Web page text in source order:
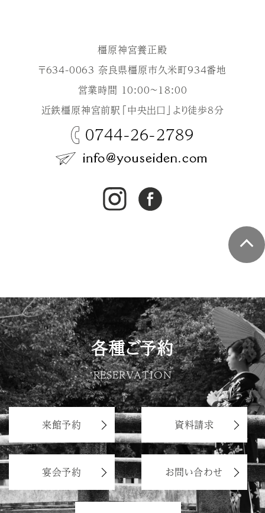
橿原神宮養正殿
〒634-0063 奈良県橿原市久米町934番地
営業時間 10:00～18:00
近鉄橿原神宮前駅「中央出口」より徒歩8分
0744-26-2789
各種ご予約
RESERVATION
来館予約 資料請求
宴会予約 お問い合わせ